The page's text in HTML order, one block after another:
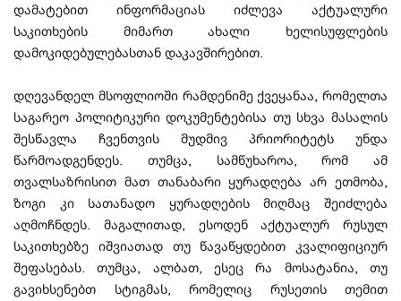
დამატებით ინფორმაციას იძლევა აქტუალური
საკითხების მიმართ ახალი ხელისუფლების
დამოკიდებულებასთან დაკავშირებით.
დღევანდელ მსოფლიოში რამდენიმე ქვეყანაა, რომელთა
საგარეო პოლიტიკური დოკუმენტებისა თუ სხვა მასალის
შესწავლა ჩვენთვის მუდმივ პრიორიტეტს უნდა
წარმოადგენდეს. თუმცა, სამწუხაროა, რომ ამ
თვალსაზრისით მათ თანაბარი ყურადღება არ ეთმობა,
ზოგი კი სათანადო ყურადღების მიღმაც შეიძლება
აღმოჩნდეს. მაგალითად, ესოდენ აქტუალურ რუსულ
საკითხებზე იშვიათად თუ წავაწყდებით კვალიფიციურ
შეფასებას. თუმცა, ალბათ, ესეც რა მოსატანია, თუ
გავიხსენებთ სტიგმას, რომელიც რუსეთის თემით